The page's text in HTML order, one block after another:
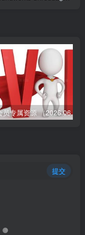
提交